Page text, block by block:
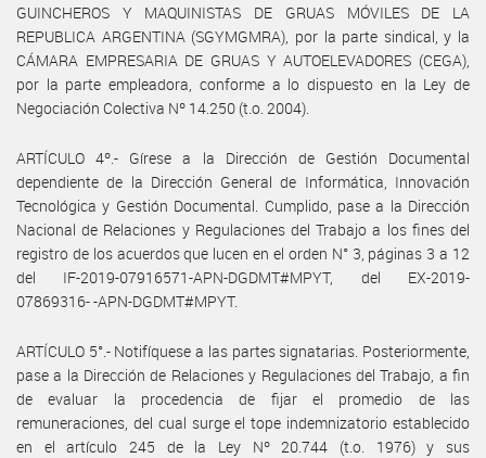
GUINCHEROS Y MAQUINISTAS DE GRUAS MÓVILES DE LA
REPUBLICA ARGENTINA (SGYMGMRA), por la parte sindical, y la
CÁMARA EMPRESARIA DE GRUAS Y AUTOELEVADORES (CEGA),
por la parte empleadora, conforme a lo dispuesto en la Ley de
Negociación Colectiva Nº 14.250 (t.o. 2004).
ARTÍCULO 4º.- Gírese a la Dirección de Gestión Documental
dependiente de la Dirección General de Informática, Innovación
Tecnológica y Gestión Documental. Cumplido, pase a la Dirección
Nacional de Relaciones y Regulaciones del Trabajo a los fines del
registro de los acuerdos que lucen en el orden N° 3, páginas 3 a 12
del IF-2019-07916571-APN-DGDMT#MPYT, del EX-2019-
07869316- -APN-DGDMT#MPYT.
ARTÍCULO 5°.- Notifíquese a las partes signatarias. Posteriormente,
pase a la Dirección de Relaciones y Regulaciones del Trabajo, a fin
de evaluar la procedencia de fijar el promedio de las
remuneraciones, del cual surge el tope indemnizatorio establecido
en el artículo 245 de la Ley Nº 20.744 (t.o. 1976) y sus